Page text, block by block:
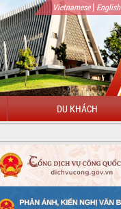
Vietnamese| English
DU KHÁCH